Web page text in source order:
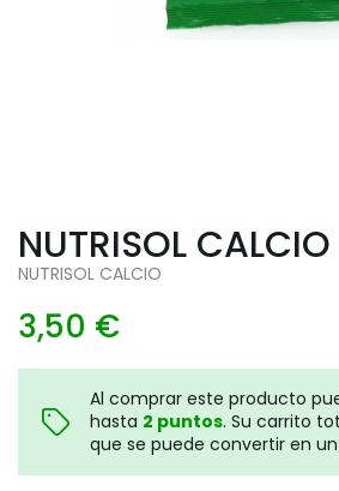
NUTRISOL
NUTRISOL CALCIO
3,50 €
Al comprar este producto
hasta 2 puntos. Su carrito
que se puede convertir en